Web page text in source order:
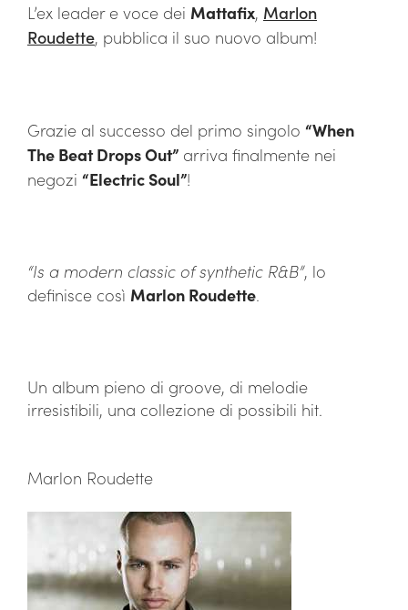
L’ex leader e voce dei Mattafix, Marlon
Roudette, pubblica il suo nuovo album!
Grazie al successo del primo singolo “When
The Beat Drops Out” arriva finalmente nei
negozi “Electric Soul”!
“Is a modern classic of synthetic R&B”, lo
definisce così Marlon Roudette.
Un album pieno di groove, di melodie
irresistibili, una collezione di possibili hit.
Marlon Roudette